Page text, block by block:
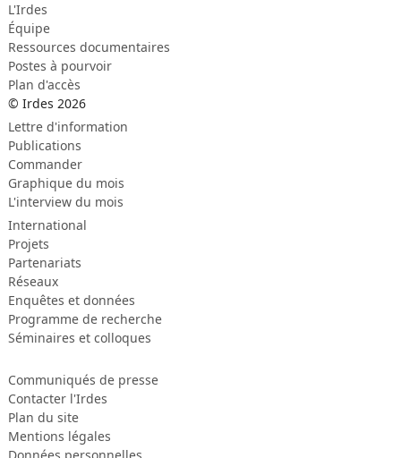
L'Irdes
Équipe
Ressources documentaires
Postes à pourvoir
Plan d'accès
© Irdes 2026
Lettre d'information
Publications
Commander
Graphique du mois
L'interview du mois
International
Projets
Partenariats
Réseaux
Enquêtes et données
Programme de recherche
Séminaires et colloques
Communiqués de presse
Contacter l'Irdes
Plan du site
Mentions légales
Données personnelles